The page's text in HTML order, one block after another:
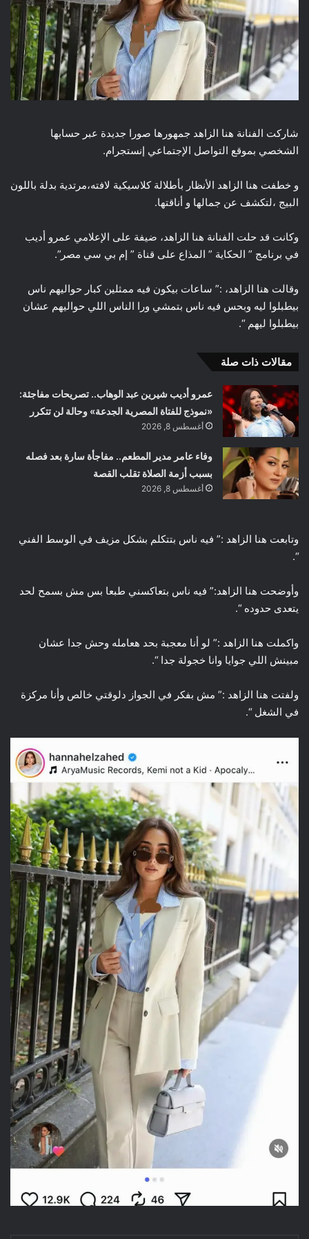
شاركت الفنانة هنا الزاهد جمهورها صورا جديدة عبر حسابها
الشخصي بموقع التواصل الإجتماعي إنستجرام.
و خطفت هنا الزاهد الأنظار بأطلالة كلاسيكية لافته،مرتدية بدلة باللون
البيج ،لتكشف عن جمالها و أناقتها.
وكانت قد حلت الفنانة هنا الزاهد، ضيفة على الإعلامي عمرو أديب
في برنامج ” الحكاية ” المذاع على قناة ” إم بي سي مصر”.
وقالت هنا الزاهد، :” ساعات بيكون فيه ممثلين كبار حواليهم ناس
بيطبلوا ليه وبحس فيه ناس بتمشي ورا الناس اللي حواليهم عشان
بيطبلوا ليهم “.
مقالات ذات صلة
عمرو أديب شيرين عبد الوهاب.. تصريحات مفاجئة:
«نموذج للفتاة المصرية الجدعة» وحالة لن تتكرر
أغسطس 8, 2026
وفاء عامر مدير المطعم.. مفاجأة سارة بعد فصله
بسبب أزمة الصلاة تقلب القصة
أغسطس 8, 2026
وتابعت هنا الزاهد :” فيه ناس بتتكلم بشكل مزيف في الوسط الفني
“.
وأوضحت هنا الزاهد:” فيه ناس بتعاكسني طبعا بس مش بسمح لحد
يتعدى حدوده “.
واكملت هنا الزاهد :” لو أنا معجبة بحد هعامله وحش جدا عشان
مبينش اللي جوايا وانا خجولة جدا “.
ولفتت هنا الزاهد :” مش بفكر في الجواز دلوقتي خالص وأنا مركزة
في الشغل “.